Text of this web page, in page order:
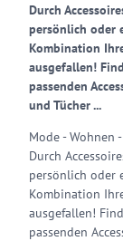
Durch
persönlich oder
Kombination
ausgefallen!
passenden
und Tücher ...
Mode - Wohnen
Durch
persönlich oder
Kombination
ausgefallen!
passenden